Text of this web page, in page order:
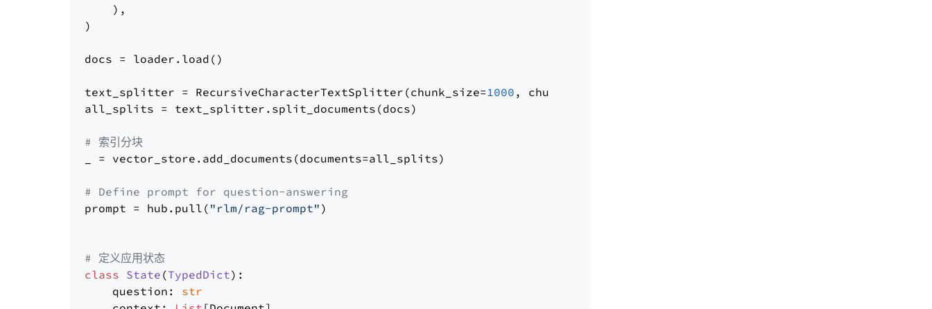
    ),
)
docs = loader.load()
text_splitter = RecursiveCharacterTextSplitter(chunk_size=1000 , chunk_overlap=
all_splits = text_splitter.split_documents(docs)
# 索引分块
_ = vector_store.add_documents(documents=all_splits)
# Define prompt for question-answering
prompt = hub.pull( "rlm/rag-prompt" )
# 定义应用状态
class State (TypedDict):
    question:
str